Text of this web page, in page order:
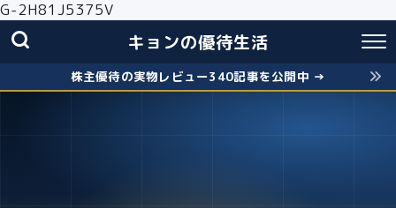
G-2H81J5375V
キョンの優待生活
株主優待の実物レビュー340記事を公開中 →